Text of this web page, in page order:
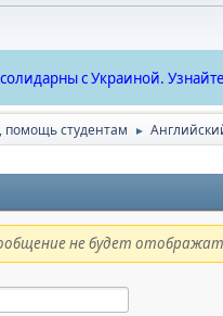
с Украиной. Узнайте
помощь студентам ►
не будет